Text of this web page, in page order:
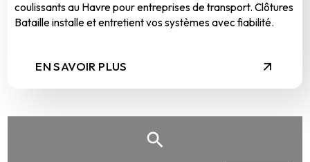
coulissants au Havre pour entreprises de transport. Clôtures
Bataille installe et entretient vos systèmes avec fiabilité.
EN SAVOIR PLUS